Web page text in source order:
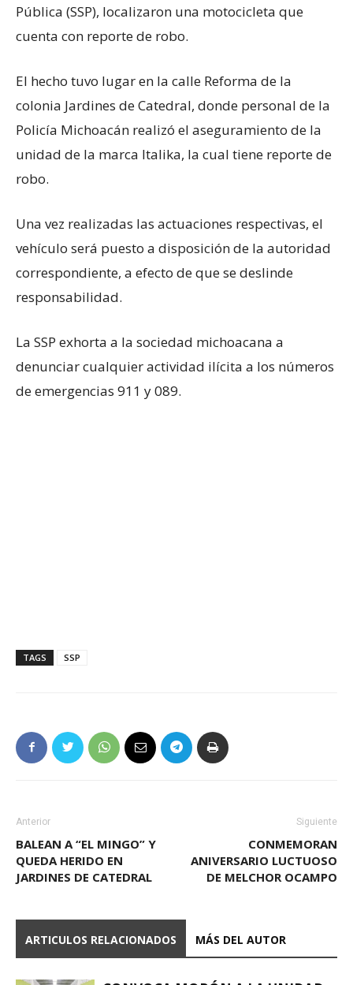
Pública (SSP), localizaron una motocicleta que
cuenta con reporte de robo.
El hecho tuvo lugar en la calle Reforma de la
colonia Jardines de Catedral, donde personal de la
Policía Michoacán realizó el aseguramiento de la
unidad de la marca Italika, la cual tiene reporte de
robo.
Una vez realizadas las actuaciones respectivas, el
vehículo será puesto a disposición de la autoridad
correspondiente, a efecto de que se deslinde
responsabilidad.
La SSP exhorta a la sociedad michoacana a
denunciar cualquier actividad ilícita a los números
de emergencias 911 y 089.
TAGS SSP
Anterior
BALEAN A “EL MINGO” Y
QUEDA HERIDO EN
JARDINES DE CATEDRAL
Siguiente
CONMEMORAN
ANIVERSARIO LUCTUOSO
DE MELCHOR OCAMPO
ARTICULOS RELACIONADOS MÁS DEL AUTOR